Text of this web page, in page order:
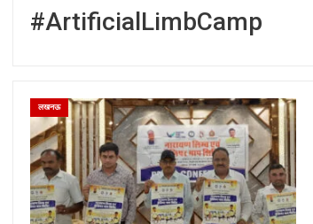
#ArtificialLimbCamp
लखनऊ